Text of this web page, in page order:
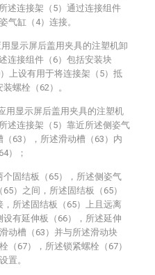
述连接架（5）通过连接组件
气缸（4）连接。
显示屏后盖用夹具的注塑机卸
连接组件（6）包括安装块
上设有用于将连接架（5）抵
螺栓（62）。
用显示屏后盖用夹具的注塑机
述连接架（5）靠近所述侧姿气
63），所述滑动槽（63）内
）；
固结板（65），所述侧姿气
）之间，所述固结板（65）
所述固结板（65）上且远离
有延伸板（66），所述延伸
动槽（63）并与所述滑动块
（67），所述锁紧螺栓（67）
置。